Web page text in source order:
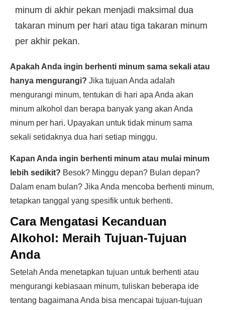
minum di akhir pekan menjadi maksimal dua
takaran minum per hari atau tiga takaran minum
per akhir pekan.
Apakah Anda ingin berhenti minum sama sekali atau
hanya mengurangi? Jika tujuan Anda adalah
mengurangi minum, tentukan di hari apa Anda akan
minum alkohol dan berapa banyak yang akan Anda
minum per hari. Upayakan untuk tidak minum sama
sekali setidaknya dua hari setiap minggu.
Kapan Anda ingin berhenti minum atau mulai minum
lebih sedikit? Besok? Minggu depan? Bulan depan?
Dalam enam bulan? Jika Anda mencoba berhenti minum,
tetapkan tanggal yang spesifik untuk berhenti.
Cara Mengatasi Kecanduan
Alkohol: Meraih Tujuan-Tujuan
Anda
Setelah Anda menetapkan tujuan untuk berhenti atau
mengurangi kebiasaan minum, tuliskan beberapa ide
tentang bagaimana Anda bisa mencapai tujuan-tujuan